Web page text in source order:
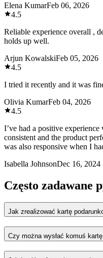
Elena KumarFeb 06, 2026
4.5
Reliable experience overall ,
holds up well.
Arjun KowalskiFeb 05, 2026
4.5
I tried it recently and it was
Olivia KumarFeb 04, 2026
4.5
I’ve had a positive
consistent and the product
was also responsive when I
Isabella JohnsonDec 16, 2024
Często zadawane
Jak zrealizować kartę
Czy można wysłać komuś